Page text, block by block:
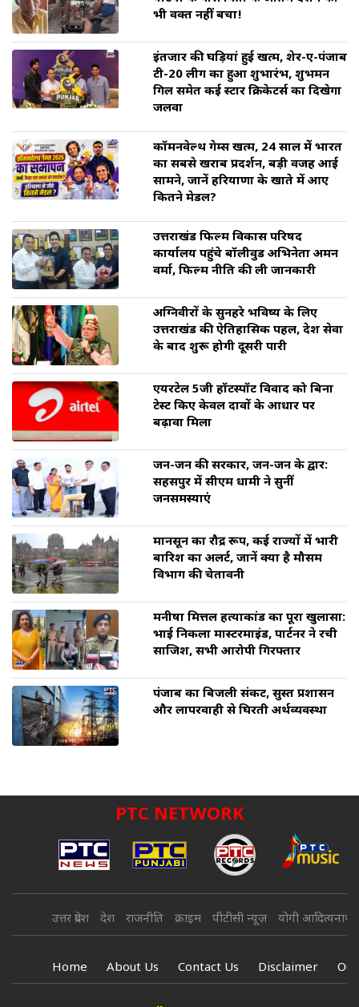
भी वक्त नहीं बचा!
इंतजार की घड़ियां हुई खत्म, शेर-ए-पंजाब
टी-20 लीग का हुआ शुभारंभ, शुभमन
गिल समेत कई स्टार क्रिकेटर्स का दिखेगा
जलवा
कॉमनवेल्थ गेम्स खत्म, 24 साल में भारत
का सबसे खराब प्रदर्शन, बड़ी वजह आई
सामने, जानें हरियाणा के खाते में आए
कितने मेडल?
उत्तराखंड फिल्म विकास परिषद
कार्यालय पहुंचे बॉलीवुड अभिनेता अमन
वर्मा, फिल्म नीति की ली जानकारी
अग्निवीरों के सुनहरे भविष्य के लिए
उत्तराखंड की ऐतिहासिक पहल, देश सेवा
के बाद शुरू होगी दूसरी पारी
एयरटेल 5जी हॉटस्पॉट विवाद को बिना
टेस्ट किए केवल दावों के आधार पर
बढ़ावा मिला
जन-जन की सरकार, जन-जन के द्वार:
सहसपुर में सीएम धामी ने सुनीं
जनसमस्याएं
मानसून का रौद्र रूप, कई राज्यों में भारी
बारिश का अलर्ट, जानें क्या है मौसम
विभाग की चेतावनी
मनीषा मित्तल हत्याकांड का पूरा खुलासा:
भाई निकला मास्टरमाइंड, पार्टनर ने रची
साजिश, सभी आरोपी गिरफ्तार
पंजाब का बिजली संकट, सुस्त प्रशासन
और लापरवाही से घिरती अर्थव्यवस्था
PTC NETWORK
उत्तर प्रदेश देश राजनीति क्राइम पीटीसी न्यूज़ योगी आदित्यनाथ
Home About Us Contact Us Disclaimer